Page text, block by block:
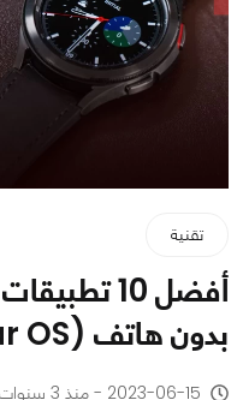
تقنية
أفضل 10
بدون هاتف (Wear OS)
2023-06-15 - منذ 3 سنوات